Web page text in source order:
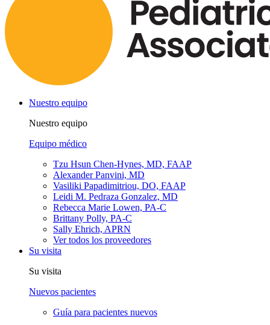
Nuestro equipo
Nuestro equipo
Equipo médico
Tzu Hsun Chen-Hynes, MD, FAAP
Alexander Panvini, MD
Vasiliki Papadimitriou, DO, FAAP
Leidi M. Pedraza Gonzalez, MD
Rebecca Marie Lowen, PA-C
Brittany Polly, PA-C
Sally Ehrich, APRN
Ver todos los proveedores
Su visita
Su visita
Nuevos pacientes
Guía para pacientes nuevos